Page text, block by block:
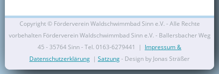
Copyright © Förderverein Waldschwimmbad Sinn e.V. - Alle Rechte
vorbehalten Förderverein Waldschwimmbad Sinn e.V. - Ballersbacher Weg
45 - 35764 Sinn - Tel. 0163-6279441 | Impressum &
Datenschutzerklärung | Satzung- Design by Jonas Sträßer